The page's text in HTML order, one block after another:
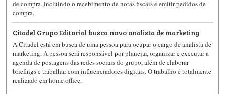
de compra, incluindo o recebimento de notas fiscais e emitir pedidos de
compra.
Citadel Grupo Editorial busca novo analista de marketing
A Citadel está em busca de uma pessoa para ocupar o cargo de analista de
marketing. A pessoa será responsável por planejar, organizar e executar a
agenda de postagens das redes sociais do grupo, além de elaborar
briefings e trabalhar com influenciadores digitais. O trabalho é totalmente
realizado em home office.